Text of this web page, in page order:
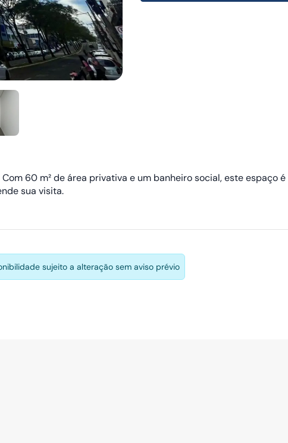
60 m² de área privativa e um banheiro social, este espaço
sua visita.
sujeito a alteração sem aviso prévio